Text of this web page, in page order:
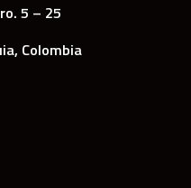
5 – 25
Colombia